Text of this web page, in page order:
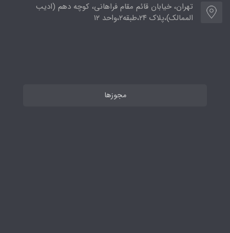
تهران، خیابان قائم مقام فراهانی، کوچه دهم (ادیب
الممالک)،پلاک ۲۴،طبقه۲،واحد ۱۲
مجوزها